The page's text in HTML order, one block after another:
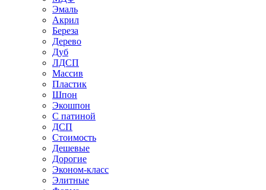
Эмаль
Акрил
Береза
Дерево
Дуб
ЛДСП
Массив
Пластик
Шпон
Экошпон
С патиной
ДСП
Стоимость
Дешевые
Дорогие
Эконом-класс
Элитные